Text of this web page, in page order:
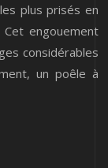
plus prisés en
engouement
considérables
un poêle à